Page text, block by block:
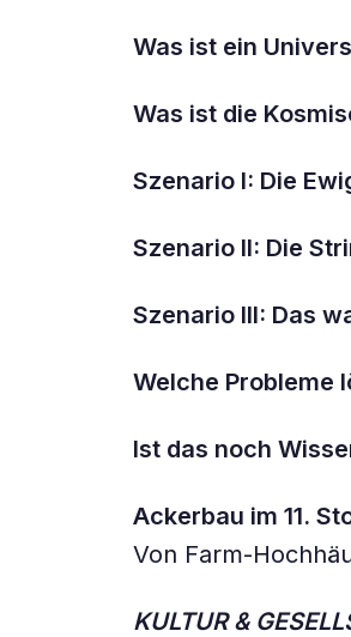
Was ist ein
Was ist die
Szenario I: Die
Szenario II: Die
Szenario III: Das
Welche Probleme
Ist das noch
Ackerbau im 11.
Von Farm-
KULTUR &